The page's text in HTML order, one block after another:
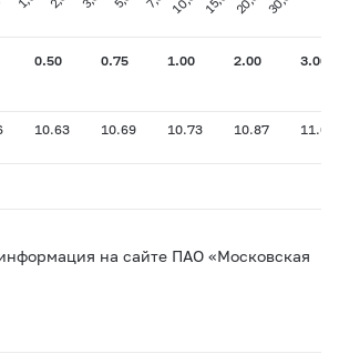
0.50 0.75 1.00 2.00 3.00
10.63 10.69 10.73 10.87 11.00
на сайте ПАО «Московская